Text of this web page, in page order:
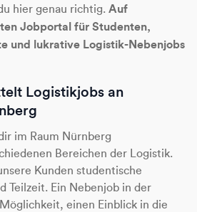
hier genau richtig. Auf
Jobportal für Studenten,
und lukrative Logistik-Nebenjobs
Logistikjobs an
im Raum Nürnberg
Bereichen der Logistik.
Kunden studentische
Teilzeit. Ein Nebenjob in der
einen Einblick in die